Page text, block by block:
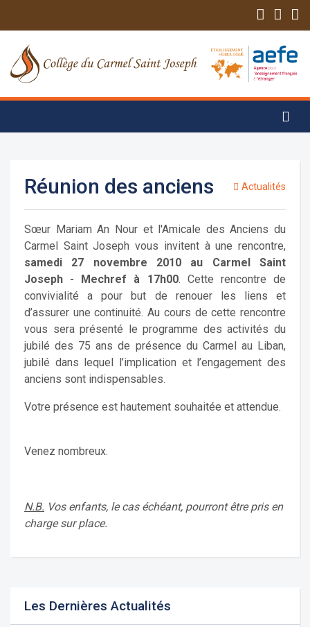
Réunion des anciens Actualités
Sœur Mariam An Nour et l'Amicale des Anciens du
Carmel Saint Joseph vous invitent à une rencontre,
samedi 27 novembre 2010 au Carmel Saint
Joseph - Mechref à 17h00. Cette rencontre de
convivialité a pour but de renouer les liens et
d’assurer une continuité. Au cours de cette rencontre
vous sera présenté le programme des activités du
jubilé des 75 ans de présence du Carmel au Liban,
jubilé dans lequel l’implication et l’engagement des
anciens sont indispensables.
Votre présence est hautement souhaitée et attendue.
Venez nombreux.
N.B. Vos enfants, le cas échéant, pourront être pris en
charge sur place.
Les Dernières Actualités